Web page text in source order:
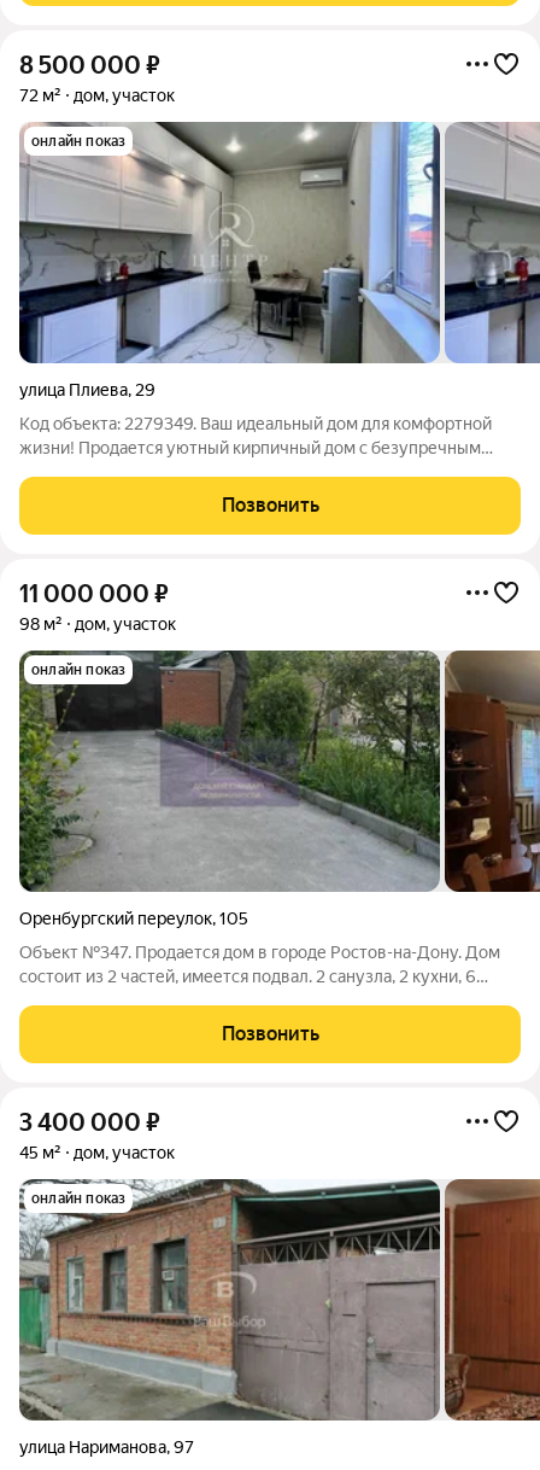
8 500 000 ₽
72 м² дом, участок
онлайн показ
улица Плиева, 29
Код объекта: 2279349. Ваш идеальный дом для комфортной
жизни! Продается уютный кирпичный дом с безупречным
простор, современные решения и все условия для счастливой
Позвонить
11 000 000 ₽
98 м² дом, участок
онлайн показ
Оренбургский переулок,105
Объект №347. Продается дом в городе Ростов-на-Дону. Дом
состоит из 2 частей, имеется подвал. 2 санузла, 2 кухни, 6
асфальтированная, коммуникация городская. 2 минуты БСМП-2
, остановка в любую часть
Позвонить
3 400 000 ₽
45 м² дом, участок
онлайн показ
улица Нариманова,97